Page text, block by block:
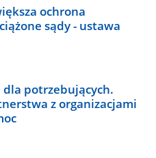
ochrona
sądy - ustawa
potrzebujących.
z organizacjami